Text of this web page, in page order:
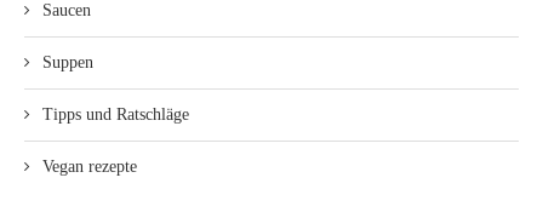
Saucen
Suppen
Tipps und Ratschläge
Vegan rezepte